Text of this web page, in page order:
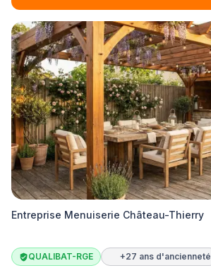
Entreprise Menuiserie Château-Thierry
QUALIBAT-RGE +27 ans d'ancienneté